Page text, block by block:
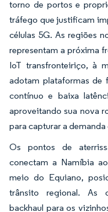
torno de portos e
tráfego que justificam
células 5G. As regiões
representam a próxima
IoT transfronteiriço, à
adotam plataformas de
contínuo e baixa
aproveitando sua nova
para capturar a
Os pontos de
conectam a Namíbia
meio do Equiano,
trânsito regional. As
backhaul para os